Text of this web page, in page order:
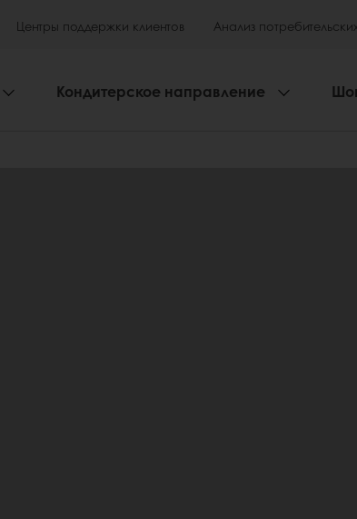
Центры поддержки клиентов Анализ
Кондитерское направление